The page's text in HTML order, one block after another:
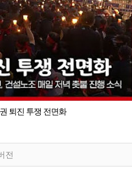
퇴진 투쟁 전면화
전